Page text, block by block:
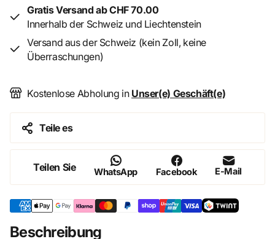
Gratis Versand ab CHF 70.00
Innerhalb der Schweiz und Liechtenstein
Versand aus der Schweiz (kein Zoll, keine
Überraschungen)
Kostenlose Abholung in Unser(e) Geschäft(e)
Teile es
Teilen Sie WhatsApp Facebook E-Mail
Beschreibung